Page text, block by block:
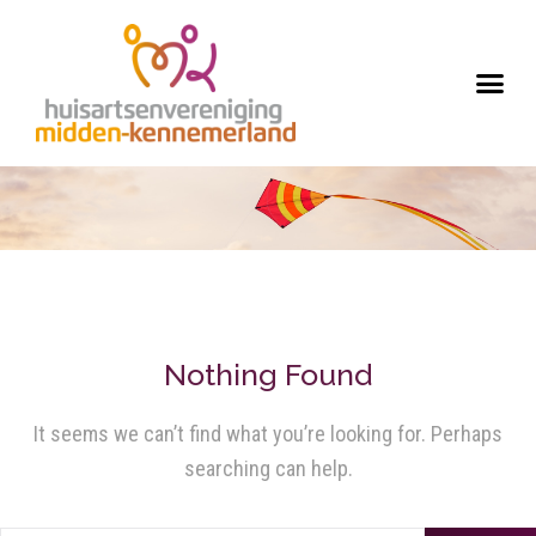
Nothing Found
It seems we can’t find what you’re looking for. Perhaps
searching can help.